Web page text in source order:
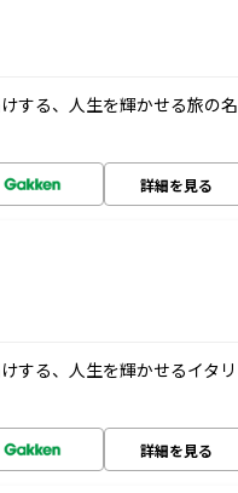
する、人生を輝かせる旅の名
詳細を見る
する、人生を輝かせるイタリ
詳細を見る